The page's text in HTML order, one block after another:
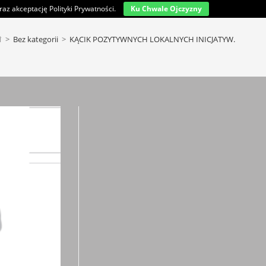
> Bez kategorii > KĄCIK POZYTYWNYCH LOKALNYCH INICJATYW.
akceptację Polityki Prywatności. Ku Chwale Ojczyzny